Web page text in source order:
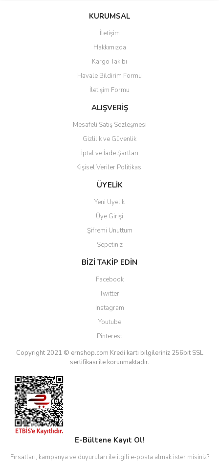
Bu ürüne ilk yorumu siz yapın!
Ürün resmi kalitesiz, bozuk veya görüntülenemiyor.
Ürün açıklamasında eksik bilgiler bulunuyor.
Ürün bilgilerinde hatalar bulunuyor.
Ürün fiyatı diğer sitelerden daha pahalı.
Bu ürüne benzer farklı alternatifler olmalı.
Gönder
KURUMSAL
İletişim
Hakkımızda
Kargo Takibi
Havale Bildirim Formu
İletişim Formu
ALIŞVERİŞ
Mesafeli Satış Sözleşmesi
Gizlilik ve Güvenlik
İptal ve İade Şartları
Kişisel Veriler Politikası
ÜYELİK
Yeni Üyelik
Üye Girişi
Şifremi Unuttum
Sepetiniz
BİZİ TAKİP EDİN
Facebook
Twitter
Instagram
Youtube
Pinterest
Copyright 2021 © ernshop.com Kredi kartı bilgileriniz 256bit SSL
sertifikası ile korunmaktadır.
E-Bültene Kayıt Ol!
Fırsatları, kampanya ve duyuruları ile ilgili e-posta almak ister misiniz?